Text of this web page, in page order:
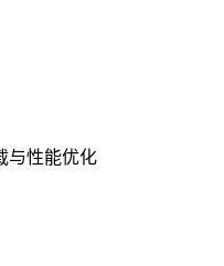
与性能优化